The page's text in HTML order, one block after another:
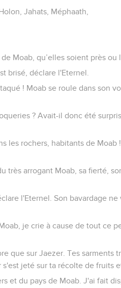
Jahats, Méphaath,
Moab, qu’elles soient près ou
brisé, déclare l'Eternel.
! Moab se roule dans son
? Avait-il donc été
les rochers, habitants de
très arrogant Moab, sa fierté,
l'Eternel. Son bavardage ne
je crie à cause de tout ce
que sur Jaezer. Tes sarments
jeté sur ta récolte de fruits
et du pays de Moab. J'ai fait